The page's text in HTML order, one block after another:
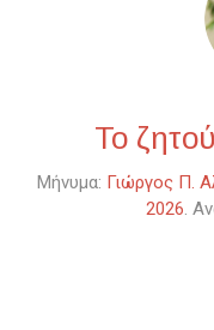
Το
Μήνυμα: Γιώργος Π.
2026.